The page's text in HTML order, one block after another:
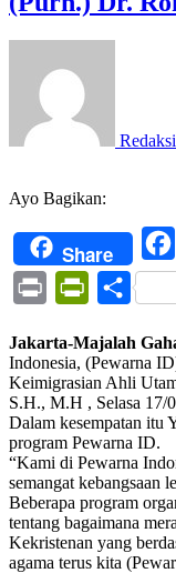
Ayo Bagikan:
Share
Print PrintFriendly
Share
Jakarta-Majalah
Indonesia, (Pewarna
Keimigrasian Ahli
S.H., M.H , Selasa 17/
Dalam kesempatan itu
program Pewarna ID.
“Kami di Pewarna
semangat kebangsaan
Beberapa program
tentang bagaimana
Kekristenan yang
agama terus kita